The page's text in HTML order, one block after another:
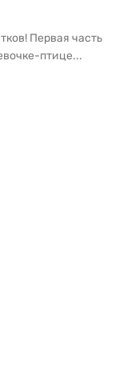
Первая часть
птице...